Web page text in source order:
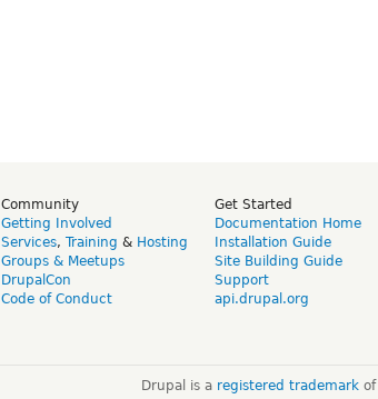
Community
Getting Involved
Services, Training & Hosting
Groups & Meetups
DrupalCon
Code of Conduct
Get Started
Documentation Home
Installation Guide
Site Building Guide
Support
api.drupal.org
Drupal is a registered trademarkof